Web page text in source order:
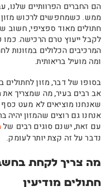
הם החברים הפרוותיים
ממש. כשמחפשים לרכוש מזון
חתולים מאוד ספציפי, חשוב
לקבל ייעוץ טרם הרכישה.
המרכיבים הכלולים במזונות
ומה מועיל בריאותית.
בסופו של דבר, מזון לחתולים
אב רבים בעיר, מה שמצריך את
שאנחנו מוציאים לא מעט כסף
אנחנו גם רוצים שהמזון יהיה
עם זאת, ישנם סוגים רבים של
נדבר על זה קצת יותר לעומק.
מה צריך לקחת
חתולים מודיעין